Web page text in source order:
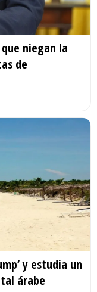
niegan la
de
y estudia un
árabe